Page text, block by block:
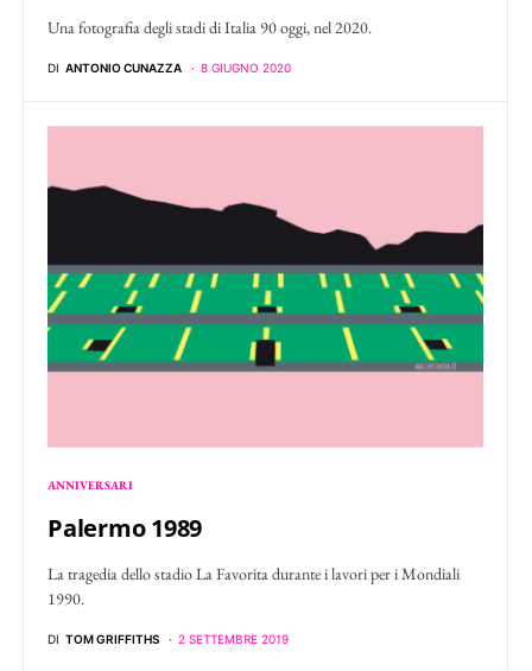
Una fotografia degli stadi di Italia 90 oggi, nel 2020.
DI ANTONIO CUNAZZA 8 GIUGNO 2020
ANNIVERSARI
Palermo 1989
La tragedia dello stadio La Favorita durante i lavori per i Mondiali
1990.
DI TOM GRIFFITHS 2 SETTEMBRE 2019